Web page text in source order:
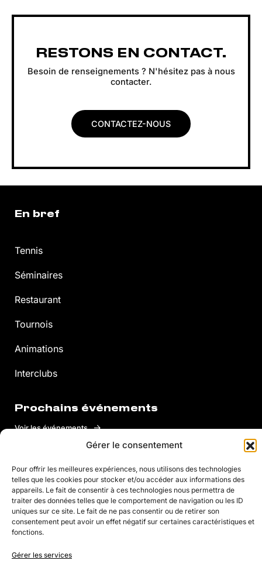
Gérer le consentement
Pour offrir les meilleures expériences, nous utilisons des technologies
telles que les cookies pour stocker et/ou accéder aux informations des
appareils. Le fait de consentir à ces technologies nous permettra de
traiter des données telles que le comportement de navigation ou les ID
uniques sur ce site. Le fait de ne pas consentir ou de retirer son
consentement peut avoir un effet négatif sur certaines caractéristiques et
fonctions.
Gérer les services
RESTONS EN CONTACT.
Besoin de renseignements ? N'hésitez pas à nous
contacter.
CONTACTEZ-NOUS
En bref
Tennis
Séminaires
Restaurant
Tournois
Animations
Interclubs
Prochains événements
Voir les événements
Justine Henin
Justine Henin Academy